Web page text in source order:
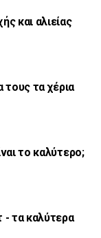
και αλιείας
τα χέρια
το καλύτερο;
τα καλύτερα